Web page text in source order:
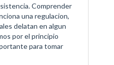
Comprender
una regulacion,
delatan en algun
por el principio
para tomar